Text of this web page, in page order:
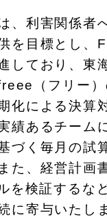
、利害関係者
を目標とし、
しており、東
（フリー
化による決算
績あるチーム
づく毎月の試
た、経営計画
を検証するな
に寄与いたし